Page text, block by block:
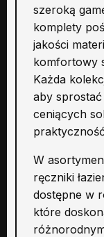
szeroką
komplety
jakości
komfortowy
Każda
aby
ceniących
W
ręczniki
dostępne w
które